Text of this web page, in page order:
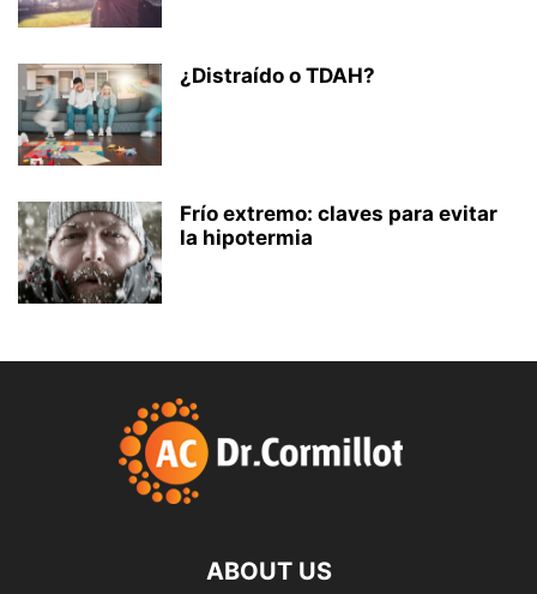
¿Distraído o TDAH?
Frío extremo: claves para evitar
la hipotermia
ABOUT US